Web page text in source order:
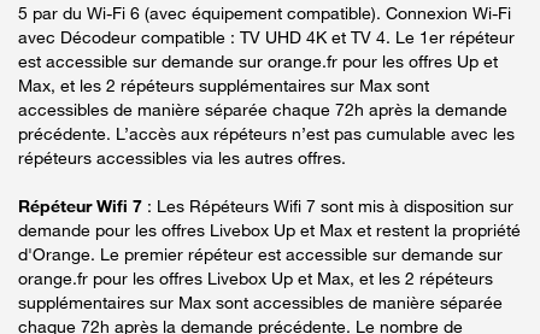
5 par du Wi-Fi 6 (avec équipement compatible). Connexion Wi-Fi
avec Décodeur compatible : TV UHD 4K et TV 4. Le 1er répéteur
est accessible sur demande sur orange.fr pour les offres Up et
Max, et les 2 répéteurs supplémentaires sur Max sont
accessibles de manière séparée chaque 72h après la demande
précédente. L’accès aux répéteurs n’est pas cumulable avec les
répéteurs accessibles via les autres offres.
Répéteur Wifi 7 : Les Répéteurs Wifi 7 sont mis à disposition sur
demande pour les offres Livebox Up et Max et restent la propriété
d'Orange. Le premier répéteur est accessible sur demande sur
orange.fr pour les offres Livebox Up et Max, et les 2 répéteurs
supplémentaires sur Max sont accessibles de manière séparée
chaque 72h après la demande précédente. Le nombre de